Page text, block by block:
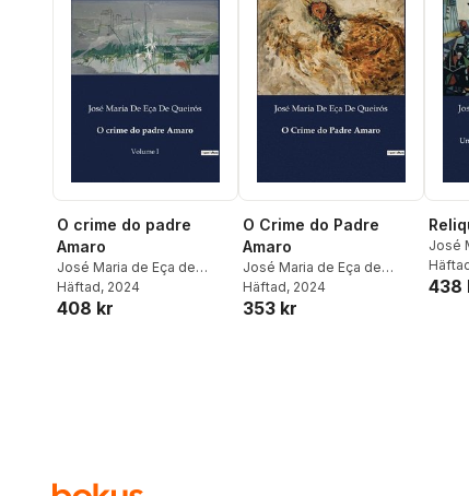
O crime do padre
Amaro
José Maria de Eça de
Queirós
Häftad, 2024
408 kr
O Crime do Padre
Amaro
José Maria de Eça de
Queirós
Häftad, 2024
353 kr
José
438